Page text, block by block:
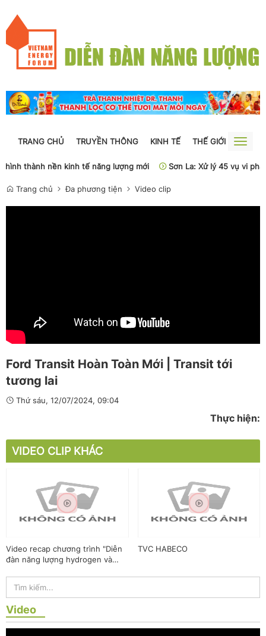
TRANG CHỦ TRUYỀN THÔNG KINH TẾ THẾ GIỚI
Toggle
hình thành nền kinh tế năng lượng mới
Sơn La: Xử lý 45 vụ vi
Trang chủ Đa phương tiện Video clip
Ford Transit Hoàn Toàn Mới | Transit tới
tương lai
Thứ sáu, 12/07/2024, 09:04
Thực hiện:
VIDEO CLIP KHÁC
Video recap chương trình "Diễn
đàn năng lượng hydrogen và
TVC HABECO
Video